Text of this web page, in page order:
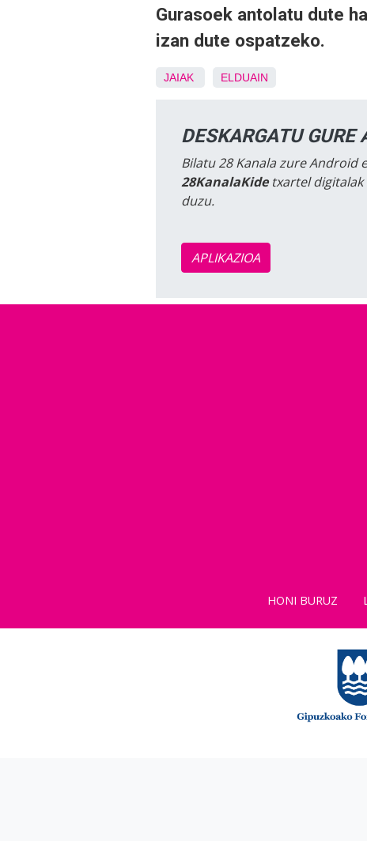
Gurasoek antolatu dute
izan dute ospatzeko.
JAIAK ELDUAIN
DESKARGATU GURE
Bilatu 28 Kanala zure Android
28KanalaKidetxartel digitalak
duzu.
APLIKAZIOA
HONI BURUZ